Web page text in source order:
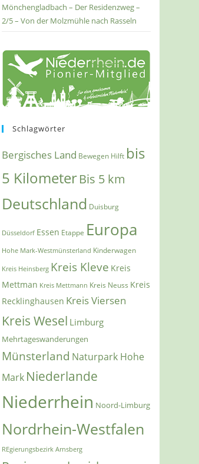
Mönchengladbach – Der Residenzweg –
2/5 – Von der Molzmühle nach Rasseln
Schlagwörter
Bergisches Land Bewegen Hilft bis
5 KilometerBis 5 km
Deutschland Duisburg
Düsseldorf Essen Etappe Europa
Hohe Mark-Westmünsterland Kinderwagen
Kreis Heinsberg Kreis Kleve Kreis
Mettman Kreis Mettmann Kreis Neuss Kreis
Recklinghausen Kreis Viersen
Kreis Wesel Limburg
Mehrtageswanderungen
Münsterland Naturpark Hohe
Mark Niederlande
Niederrhein Noord-Limburg
Nordrhein-Westfalen
REgierungsbezirk Arnsberg